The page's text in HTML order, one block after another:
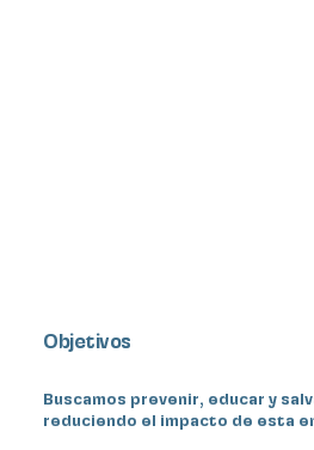
Objetivos
Buscamos prevenir, educar y
reduciendo el impacto de esta